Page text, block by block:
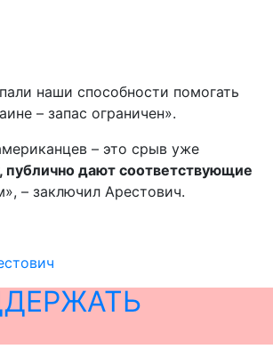
наши способности помогать
– запас ограничен».
– это срыв уже
публично дают соответствующие
– заключил Арестович.